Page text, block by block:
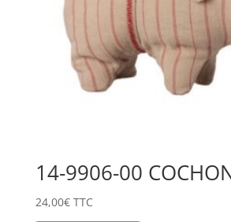
14-9906-00
24,00€ TTC